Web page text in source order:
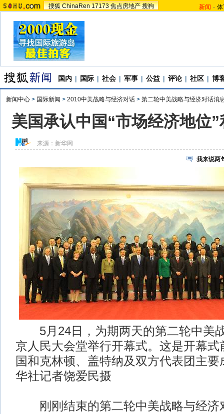
搜狐 ChinaRen 17173 焦点房地产 搜狗 新闻 -
国内 | 国际 | 社会 | 军事 | 公益 | 评论 | 社区 | 博
新闻中心 > 国际新闻 > 2010中美战略与经济对话 > 第二轮中美战略与经济对话消
美国承认中国“市场经济地位
来源： 新华网
我来说两
5月24日，为期两天的第二轮中美
京人民大会堂举行开幕式。这是开幕式
国和克林顿、盖特纳及双方代表团主
华社记者饶爱民摄
刚刚结束的第二轮中美战略与经济